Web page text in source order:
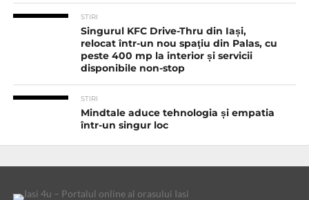
STIRI
Singurul KFC Drive-Thru din Iași,
relocat într-un nou spaţiu din Palas, cu
peste 400 mp la interior și servicii
disponibile non-stop
STIRI
Mindtale aduce tehnologia și empatia
într-un singur loc